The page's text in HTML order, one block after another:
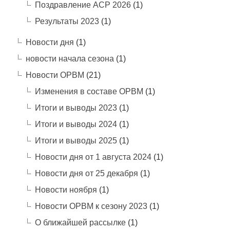
Поздравление АСР 2026(1)
Результаты 2023(1)
Новости дня (1)
новости начала сезона (1)
Новости ОРВМ (21)
Изменения в составе ОРВМ (1)
Итоги и выводы 2023(1)
Итоги и выводы 2024(1)
Итоги и выводы 2025(1)
Новости дня от 1 августа 2024(1)
Новости дня от 25 декабря (1)
Новости ноября (1)
Новости ОРВМ к сезону 2023(1)
О ближайшей рассылке(1)